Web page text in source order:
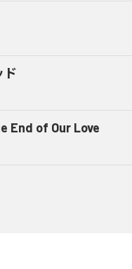
ド
End of Our Love